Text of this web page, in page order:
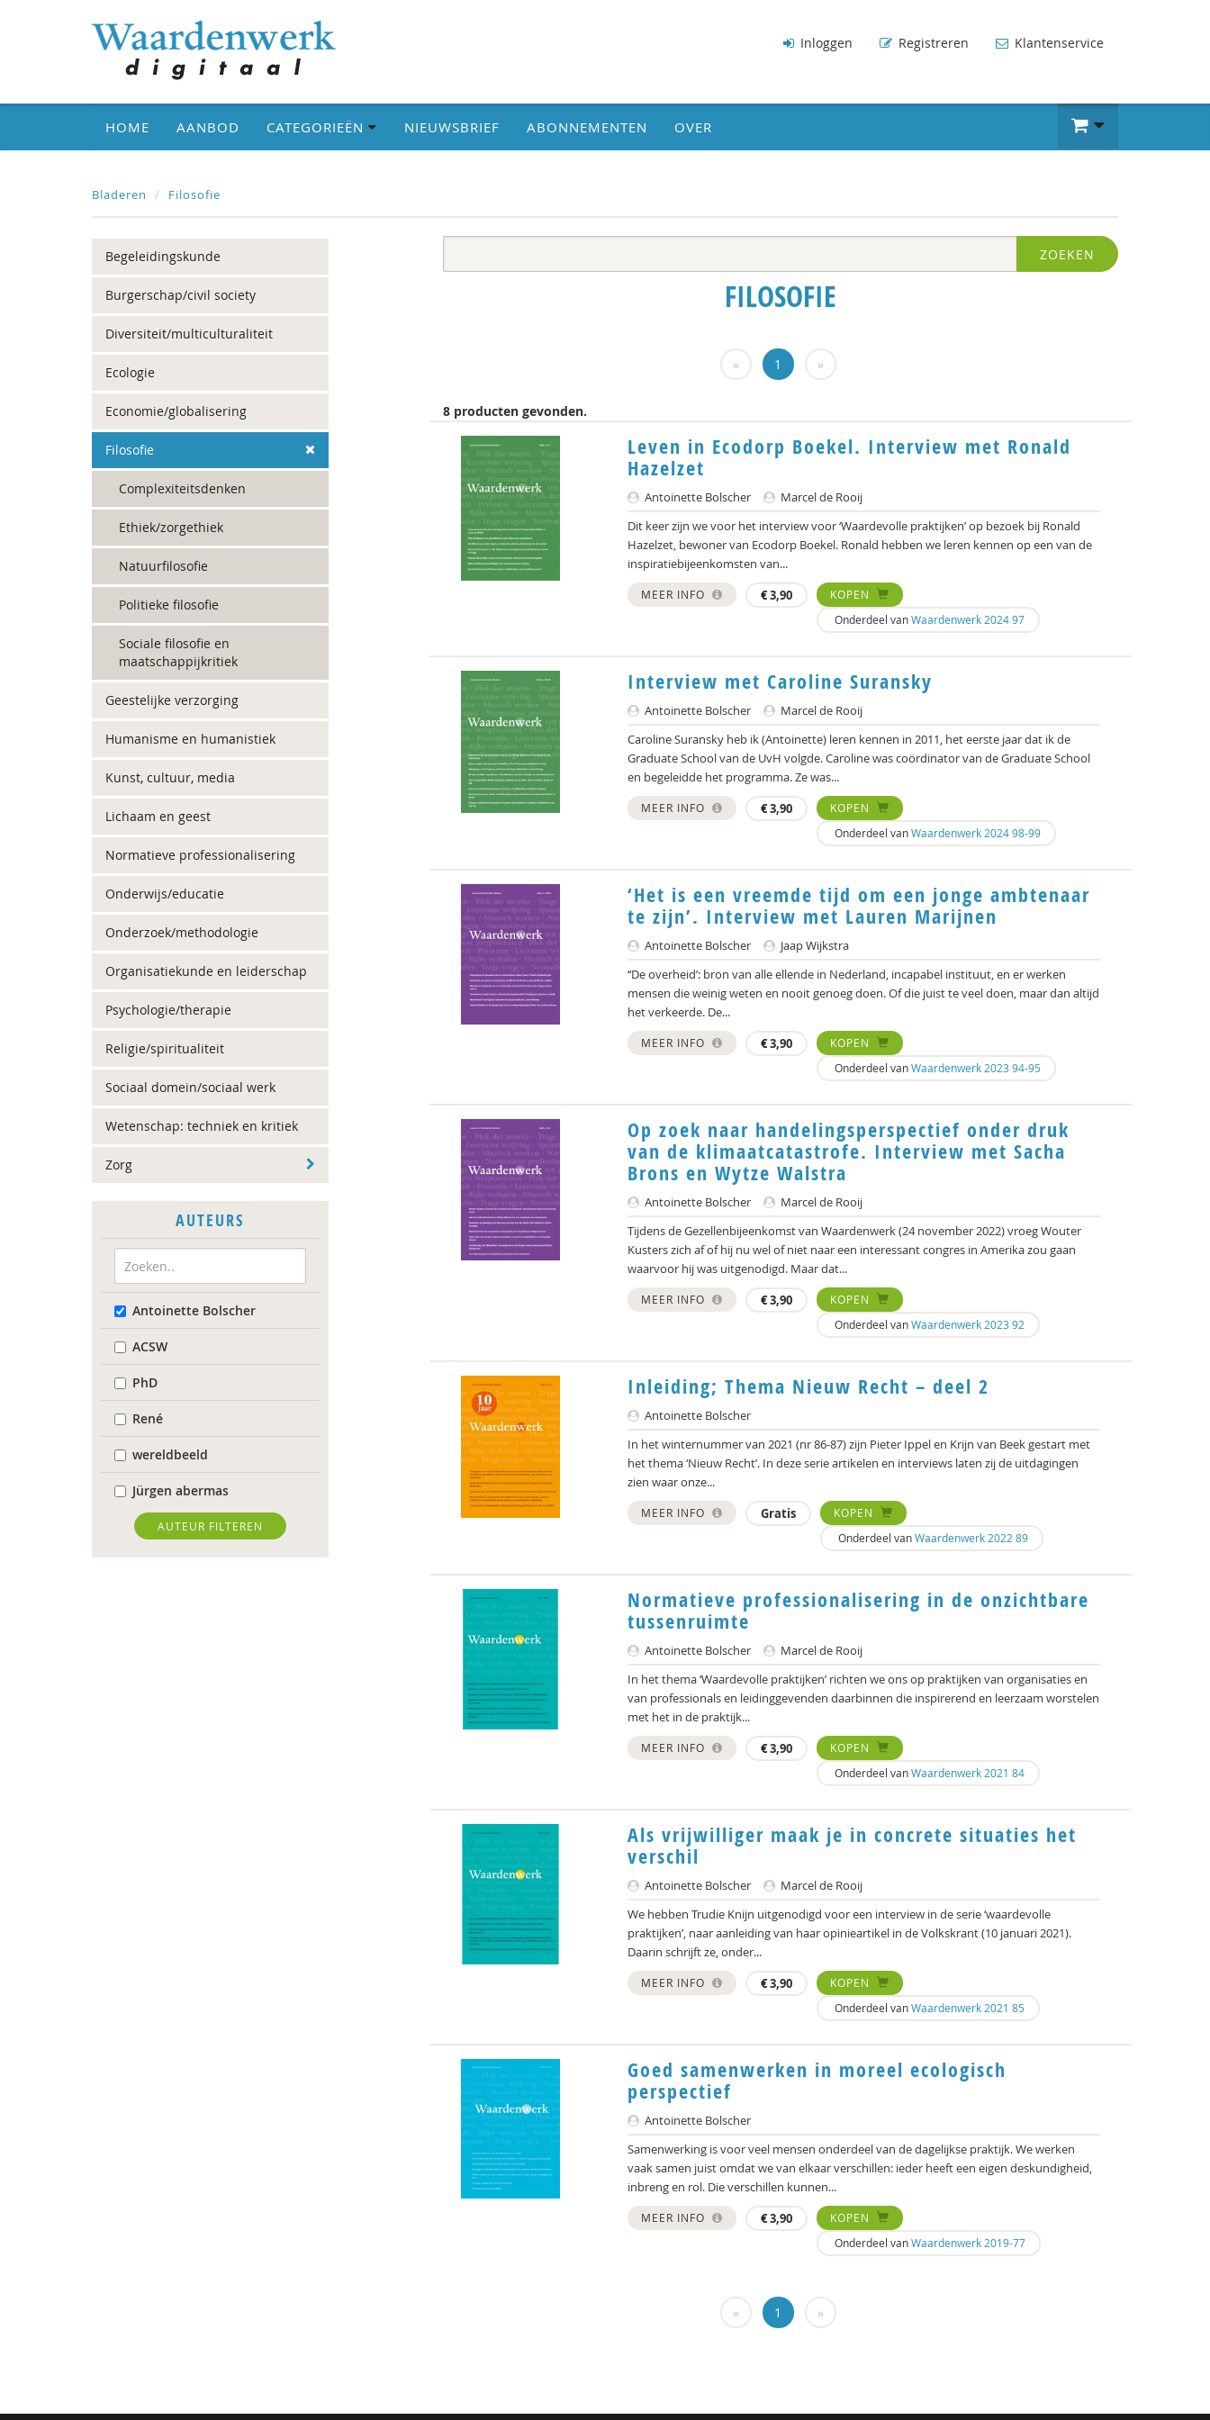
Inloggen Registreren Klantenservice
HOME AANBOD CATEGORIEËN NIEUWSBRIEF ABONNEMENTEN OVER
Bladeren Filosofie
Begeleidingskunde
Burgerschap/civil society
Diversiteit/multiculturaliteit
Ecologie
Economie/globalisering
Filosofie
Complexiteitsdenken
Ethiek/zorgethiek
Natuurfilosofie
Politieke filosofie
Sociale filosofie en
maatschappijkritiek
Geestelijke verzorging
Humanisme en humanistiek
Kunst, cultuur, media
Lichaam en geest
Normatieve professionalisering
Onderwijs/educatie
Onderzoek/methodologie
Organisatiekunde en leiderschap
Psychologie/therapie
Religie/spiritualiteit
Sociaal domein/sociaal werk
Wetenschap: techniek en kritiek
Zorg
AUTEURS
Antoinette Bolscher
ACSW
PhD
René
wereldbeeld
Jürgen abermas
Tineke Abma
Frank Adloff
AUTEUR FILTEREN
ZOEKEN
FILOSOFIE
« 1 »
8 producten gevonden.
Leven in Ecodorp Boekel. Interview met Ronald
Hazelzet
Antoinette Bolscher
Marcel de Rooij
Dit keer zijn we voor het interview voor ‘Waardevolle praktijken’ op bezoek bij Ronald
Hazelzet, bewoner van Ecodorp Boekel. Ronald hebben we leren kennen op een van de
inspiratiebijeenkomsten van...
MEER INFO €3,90
KOPEN
Onderdeel vanWaardenwerk 2024 97
Interview met Caroline Suransky
Antoinette Bolscher
Marcel de Rooij
Caroline Suransky heb ik (Antoinette) leren kennen in 2011, het eerste jaar dat ik de
Graduate School van de UvH volgde. Caroline was coördinator van de Graduate School
en begeleidde het programma. Ze was...
MEER INFO €3,90
KOPEN
Onderdeel vanWaardenwerk 2024 98-99
‘Het is een vreemde tijd om een jonge ambtenaar
te zijn’. Interview met Lauren Marijnen
Antoinette Bolscher
Jaap Wijkstra
‘‘De overheid’: bron van alle ellende in Nederland, incapabel instituut, en er werken
mensen die weinig weten en nooit genoeg doen. Of die juist te veel doen, maar dan altijd
het verkeerde. De...
MEER INFO €3,90
KOPEN
Onderdeel vanWaardenwerk 2023 94-95
Op zoek naar handelingsperspectief onder druk
van de klimaatcatastrofe. Interview met Sacha
Brons en Wytze Walstra
Antoinette Bolscher
Marcel de Rooij
Tijdens de Gezellenbijeenkomst van Waardenwerk (24 november 2022) vroeg Wouter
Kusters zich af of hij nu wel of niet naar een interessant congres in Amerika zou gaan
waarvoor hij was uitgenodigd. Maar dat...
MEER INFO €3,90
KOPEN
Onderdeel vanWaardenwerk 2023 92
Inleiding; Thema Nieuw Recht – deel 2
Antoinette Bolscher
In het winternummer van 2021 (nr 86-87) zijn Pieter Ippel en Krijn van Beek gestart met
het thema ‘Nieuw Recht’. In deze serie artikelen en interviews laten zij de uitdagingen
zien waar onze...
MEER INFO Gratis
KOPEN
Onderdeel vanWaardenwerk 2022 89
Normatieve professionalisering in de onzichtbare
tussenruimte
Antoinette Bolscher
Marcel de Rooij
In het thema ‘Waardevolle praktijken’ richten we ons op praktijken van organisaties en
van professionals en leidinggevenden daarbinnen die inspirerend en leerzaam worstelen
met het in de praktijk...
MEER INFO €3,90
KOPEN
Onderdeel vanWaardenwerk 2021 84
Als vrijwilliger maak je in concrete situaties het
verschil
Antoinette Bolscher
Marcel de Rooij
We hebben Trudie Knijn uitgenodigd voor een interview in de serie ‘waardevolle
praktijken’, naar aanleiding van haar opinieartikel in de Volkskrant (10 januari 2021).
Daarin schrijft ze, onder...
MEER INFO €3,90
KOPEN
Onderdeel vanWaardenwerk 2021 85
Goed samenwerken in moreel ecologisch
perspectief
Antoinette Bolscher
Samenwerking is voor veel mensen onderdeel van de dagelijkse praktijk. We werken
vaak samen juist omdat we van elkaar verschillen: ieder heeft een eigen deskundigheid,
inbreng en rol. Die verschillen kunnen...
MEER INFO €3,90
KOPEN
Onderdeel vanWaardenwerk 2019-77
« 1 »